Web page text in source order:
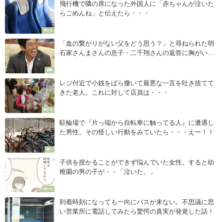
刺さる
飛行機で隣の席になった外国人に「赤ちゃんが泣いた
らごめんね」と伝えたら・・・
感動
「血の繋がりがない父をどう思う？」と尋ねられた明
石家さんまさんの息子・二千翔さんの返答に胸がいっ
刺さる
レジ付近で小銭をばら撒いて最悪な一言を吐き捨てて
きた老人。これに対して店員は・・・
驚く
駐輪場で『片っ端から自転車に触ってる人』に遭遇し
た男性。その怪しい行動をみていたら・・・えー！！
刺さる
子供を授かることができず悩んでいた女性。すると幼
稚園の男の子が・・「泣いた。」
到着時刻になっても一向にバスが来ない。不思議に思
い営業所に電話してみたら驚愕の真実が発覚した話！